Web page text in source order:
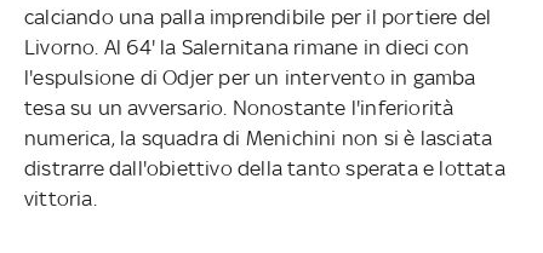
calciando una palla imprendibile per il portiere del
Livorno. Al 64' la Salernitana rimane in dieci con
l'espulsione di Odjer per un intervento in gamba
tesa su un avversario. Nonostante l'inferiorità
numerica, la squadra di Menichini non si è lasciata
distrarre dall'obiettivo della tanto sperata e lottata
vittoria.